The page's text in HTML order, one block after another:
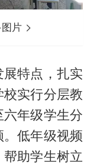
片
特点，扎实
实行分层教
年级学生分
低年级视频
助学生树立